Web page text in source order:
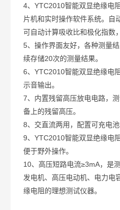
4、YTC2010智能双显绝缘电
片机和实时操作软件系统。自
可自动计算吸收比和极化指数
5、操作界面友好，各种测量
续存储20次的测量结果。
6、YTC2010智能双显绝缘电
示音输出。
7、内置残留高压放电电路，
备上的残留高压。
8、交直流两用，配置可充电池
9、YTC2010智能双显绝缘电
便于野外操作。
10、高压短路电流≥3mA，是
发电机、高压电动机、电力电
缘电阻的理想测试仪器。